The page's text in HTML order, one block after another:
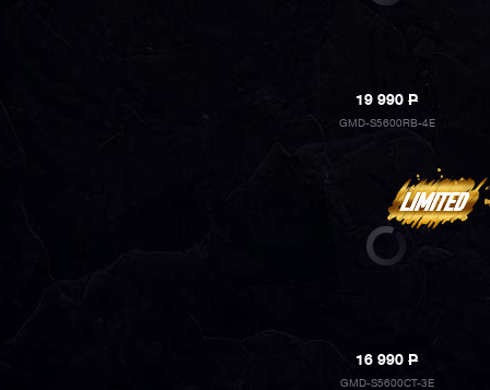
19 990P
GMD-S5600RB-4E
16 990P
GMD-S5600CT-3E